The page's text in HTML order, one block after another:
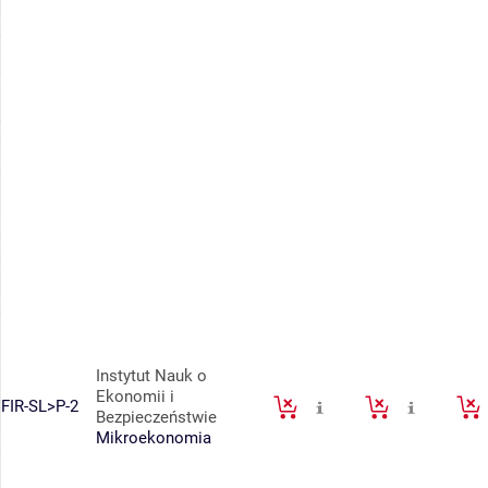
FIR-SL>P-2
Instytut Nauk o
Ekonomii i
Bezpieczeństwie
Mikroekonomia